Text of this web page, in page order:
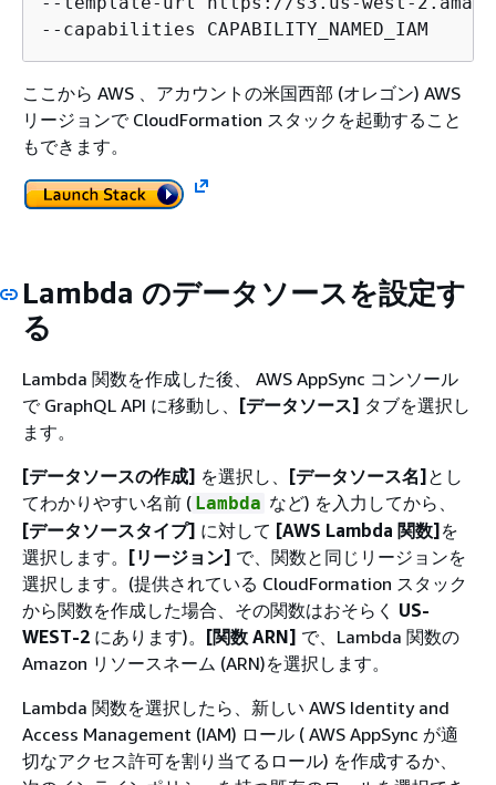
--capabilities CAPABILITY_NAMED_IAM
ここから AWS 、アカウントの米国西部 (オレゴン) AWS
リージョンで CloudFormation スタックを起動すること
もできます。
Lambda のデータソースを設定す
る
Lambda 関数を作成した後、 AWS AppSync コンソール
で GraphQL API に移動し、
[データソース] タブを選択し
ます。
[データソースの作成] を選択し、 [データソース名] とし
てわかりやすい名前 ( Lambda など) を入力してから、
[データソースタイプ] に対して [AWS Lambda 関数] を
選択します。
[リージョン] で、関数と同じリージョンを
選択します。(提供されている CloudFormation スタック
から関数を作成した場合、その関数はおそらく US-
WEST-2 にあります)。 [関数 ARN] で、Lambda 関数の
Amazon リソースネーム (ARN)を選択します。
Lambda 関数を選択したら、新しい AWS Identity and
Access Management (IAM) ロール ( AWS AppSync が適
切なアクセス許可を割り当てるロール) を作成するか、